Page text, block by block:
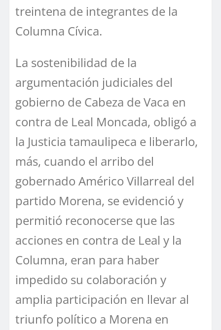
treintena de integrantes de la
Columna Cívica.
La sostenibilidad de la
argumentación judiciales del
gobierno de Cabeza de Vaca en
contra de Leal Moncada, obligó a
la Justicia tamaulipeca e liberarlo,
más, cuando el arribo del
gobernado Américo Villarreal del
partido Morena, se evidenció y
permitió reconocerse que las
acciones en contra de Leal y la
Columna, eran para haber
impedido su colaboración y
amplia participación en llevar al
triunfo político a Morena en